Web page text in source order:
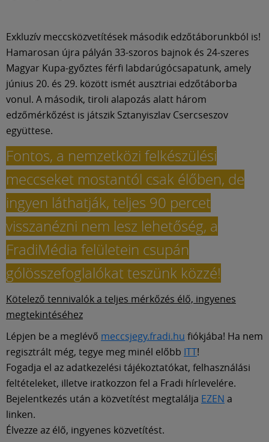
Exkluzív meccsközvetítések második edzőtáborunkból is!
Hamarosan újra pályán 33-szoros bajnok és 24-szeres
Magyar Kupa-győztes férfi labdarúgócsapatunk, amely
június 20. és 29. között ismét ausztriai edzőtáborba
vonul. A második, tiroli alapozás alatt három
edzőmérkőzést is játszik Sztanyiszlav Csercseszov
együttese.
Fontos, a nemzetközi felkészülési
meccseket mostantól csak élőben, de
ingyen láthatják, teljes 90 percet
visszanézni nem lesz lehetőség, a
FradiMédia felületein csupán
gólösszefoglalókat teszünk közzé!
Kötelező tennivalók a teljes mérkőzés élő, ingyenes
megtekintéséhez
Lépjen be a meglévő meccsjegy.fradi.hu fiókjába! Ha nem
regisztrált még, tegye meg minél előbb ITT!
Fogadja el az adatkezelési tájékoztatókat, felhasználási
feltételeket, illetve iratkozzon fel a Fradi hírlevelére.
Bejelentkezés után a közvetítést megtalálja EZEN a
linken.
Élvezze az élő, ingyenes közvetítést.
Közösség
Múzeum
English